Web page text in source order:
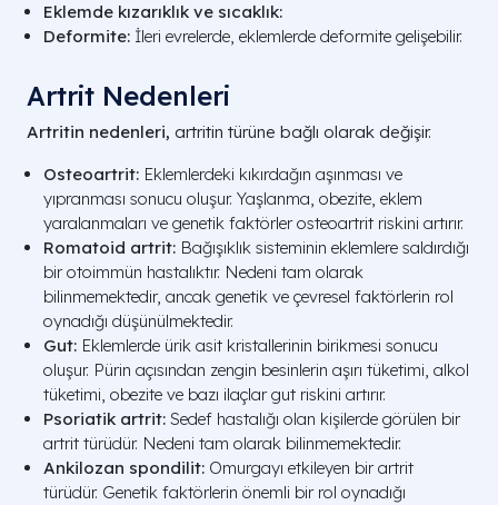
Eklemde kızarıklık ve sıcaklık:
Deformite: İleri evrelerde, eklemlerde deformite gelişebilir.
Artrit Nedenleri
Artritin nedenleri, artritin türüne bağlı olarak değişir.
Osteoartrit: Eklemlerdeki kıkırdağın aşınması ve
yıpranması sonucu oluşur. Yaşlanma, obezite, eklem
yaralanmaları ve genetik faktörler osteoartrit riskini artırır.
Romatoid artrit: Bağışıklık sisteminin eklemlere saldırdığı
bir otoimmün hastalıktır. Nedeni tam olarak
bilinmemektedir, ancak genetik ve çevresel faktörlerin rol
oynadığı düşünülmektedir.
Gut: Eklemlerde ürik asit kristallerinin birikmesi sonucu
oluşur. Pürin açısından zengin besinlerin aşırı tüketimi, alkol
tüketimi, obezite ve bazı ilaçlar gut riskini artırır.
Psoriatik artrit: Sedef hastalığı olan kişilerde görülen bir
artrit türüdür. Nedeni tam olarak bilinmemektedir.
Ankilozan spondilit: Omurgayı etkileyen bir artrit
türüdür. Genetik faktörlerin önemli bir rol oynadığı